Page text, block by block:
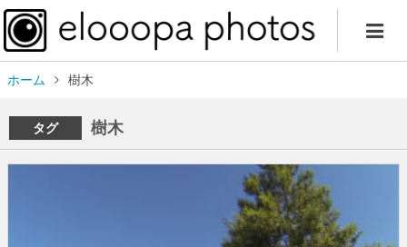
ホーム 樹木
タグ 樹木